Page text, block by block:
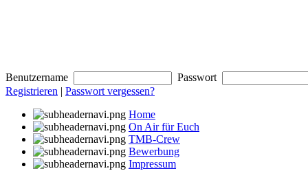
Benutzername
Passwort
Registrieren | Passwort vergessen?
Home
On Air für Euch
TMB-Crew
Bewerbung
Impressum